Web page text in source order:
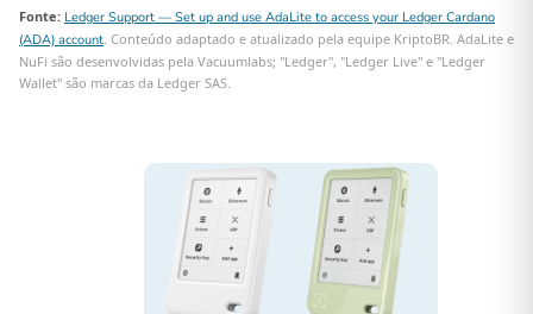
Fonte: Ledger Support — Set up and use AdaLite to access your Ledger Cardano
(ADA) account. Conteúdo adaptado e atualizado pela equipe KriptoBR. AdaLite e
NuFi são desenvolvidas pela Vacuumlabs; "Ledger", "Ledger Live" e "Ledger
Wallet" são marcas da Ledger SAS.